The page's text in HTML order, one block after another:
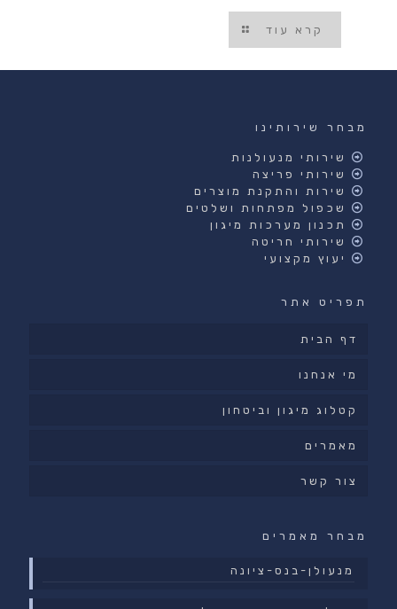
קרא עוד
מבחר שירותינו
שירותי מנעולנות
שירותי פריצה
שירות והתקנת מוצרים
שכפול מפתחות ושלטים
תכנון מערכות מיגון
שירותי חריטה
יעוץ מקצועי
תפריט אתר
דף הבית
מי אנחנו
קטלוג מיגון וביטחון
מאמרים
צור קשר
מבחר מאמרים
מנעולן-בנס-ציונה